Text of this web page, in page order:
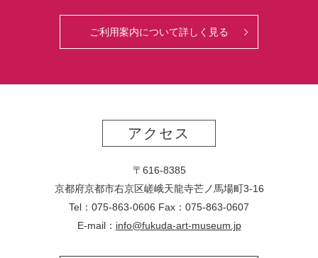
ご利用案内について詳しく見る
アクセス
〒616-8385
京都府京都市右京区嵯峨天龍寺芒ノ馬場町3-16
Tel：075-863-0606 Fax：075-863-0607
E-mail： info@fukuda-art-museum.jp